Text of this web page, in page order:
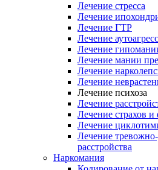
Лечение стресса
Лечение
Лечение ГТР
Лечение
Лечение
Лечение мании
Лечение
Лечение
Лечение психоза
Лечение
Лечение страхов
Лечение
Лечение
расстройства
Наркомания